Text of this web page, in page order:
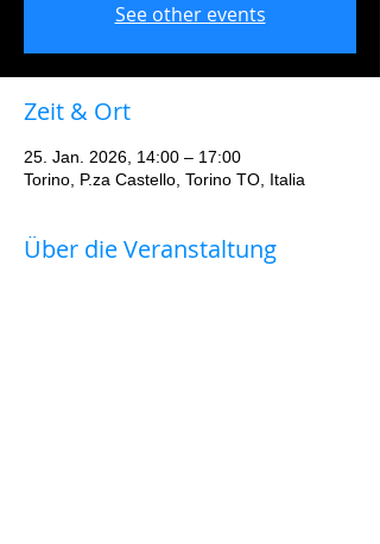
See other events
Zeit & Ort
25. Jan. 2026, 14:00 – 17:00
Torino, P.za Castello, Torino TO, Italia
Über die Veranstaltung